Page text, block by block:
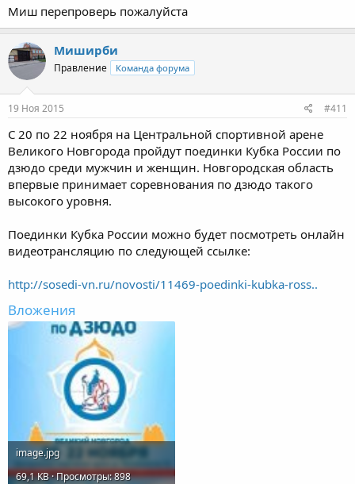
Миш перепроверь пожалуйста
Миширби
Правление Команда форума
19 Ноя 2015 #411
С 20 по 22 ноября на Центральной спортивной арене
Великого Новгорода пройдут поединки Кубка России по
дзюдо среди мужчин и женщин. Новгородская область
впервые принимает соревнования по дзюдо такого
высокого уровня.
Поединки Кубка России можно будет посмотреть онлайн
видеотрансляцию по следующей ссылке:
http://sosedi-vn.ru/novosti/11469-poedinki-kubka-ross..
Вложения
image.jpg
69,1 KB · Просмотры: 898